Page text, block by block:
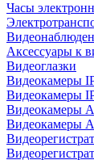
Часы
Аксессуары к
Видеоглазки
Видеокамеры
Видеокамеры
Видеокамеры
Видеокамеры